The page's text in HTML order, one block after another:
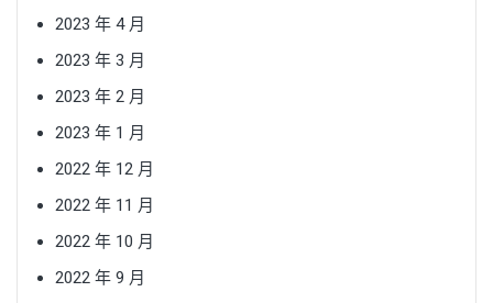
2023 年 4 月
2023 年 3 月
2023 年 2 月
2023 年 1 月
2022 年 12 月
2022 年 11 月
2022 年 10 月
2022 年 9 月